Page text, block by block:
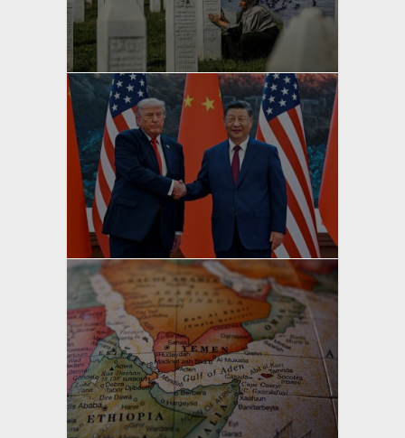
yazan
Bahri Ak
yazan
Bahri Ak
yazan
Bahri Ak